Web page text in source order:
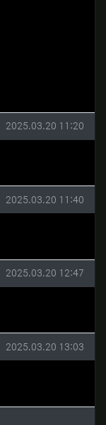
작성일
2025.03.20 11:20
작성일
2025.03.20 11:40
작성일
2025.03.20 12:47
작성일
2025.03.20 13:03